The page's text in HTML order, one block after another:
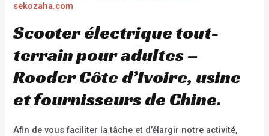
sekozaha.com
Scooter électrique tout-
terrain pour adultes –
Rooder Côte d’Ivoire, usine
et fournisseurs de Chine.
Afin de vous faciliter la tâche et d’élargir notre activité,